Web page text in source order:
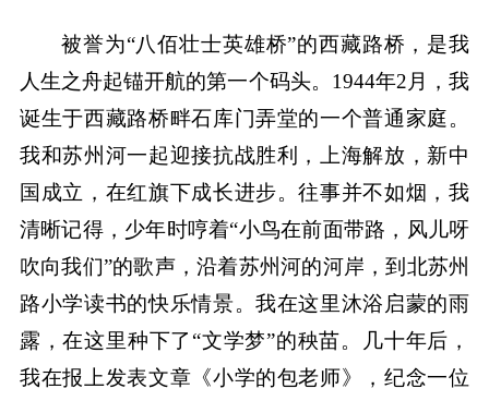
被誉为“八佰壮士英雄桥”的西藏路桥，是我
人生之舟起锚开航的第一个码头。1944年2月，我
诞生于西藏路桥畔石库门弄堂的一个普通家庭。
我和苏州河一起迎接抗战胜利，上海解放，新中
国成立，在红旗下成长进步。往事并不如烟，我
清晰记得，少年时哼着“小鸟在前面带路，风儿呀
吹向我们”的歌声，沿着苏州河的河岸，到北苏州
路小学读书的快乐情景。我在这里沐浴启蒙的雨
露，在这里种下了“文学梦”的秧苗。几十年后，
我在报上发表文章《小学的包老师》，纪念一位